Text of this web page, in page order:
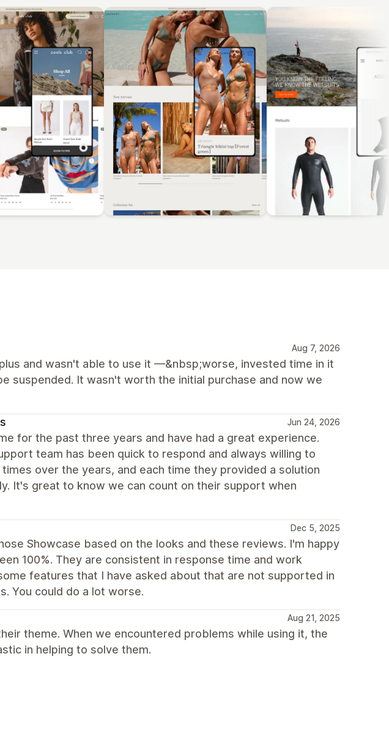
Aug 7, 2026
and wasn't able to use it —&nbsp;worse, invested time in it
suspended. It wasn't worth the initial purchase and now we
Jun 24, 2026
for the past three years and have had a great experience.
team has been quick to respond and always willing to
over the years, and each time they provided a solution
It's great to know we can count on their support when
Dec 5, 2025
Showcase based on the looks and these reviews. I'm happy
100%. They are consistent in response time and work
features that I have asked about that are not supported in
You could do a lot worse.
Aug 21, 2025
theme. When we encountered problems while using it, the
in helping to solve them.